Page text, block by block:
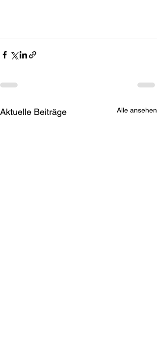
Aktuelle Beiträge Alle ansehen